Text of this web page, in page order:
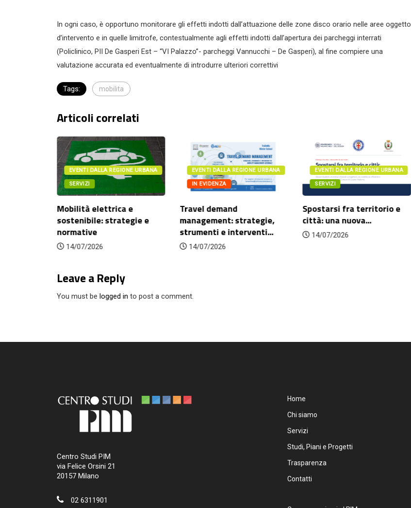
In ogni caso, è opportuno monitorare gli effetti indotti dall’attuazione delle zone disco orario nelle aree oggetto
d’intervento e in quelle limitrofe, contestualmente agli effetti indotti dall’apertura dei parcheggi interrati
(Policlinico, PII De Gasperi Est – “VI Palazzo”- parcheggi Vannucchi – De Gasperi), al fine compiere una
valutazione accurata ed eventualmente di introdurre ulteriori correttivi
Tags: mobilita
Articoli correlati
EVENTI DALLA REGIONE URBANA
SERVIZI
Mobilità elettrica e
sostenibile: strategie e
normative
14/07/2026
EVENTI DALLA REGIONE URBANA
IN EVIDENZA
Travel demand
management: strategie,
strumenti e interventi...
14/07/2026
EVENTI DALLA REGIONE URBANA
SERVIZI
Spostarsi fra territorio e
città: una nuova...
14/07/2026
Leave a Reply
You must be logged in to post a comment.
Centro Studi PIM
via Felice Orsini 21
20157 Milano
02 6311901
Home
Chi siamo
Servizi
Studi, Piani e Progetti
Trasparenza
Contatti